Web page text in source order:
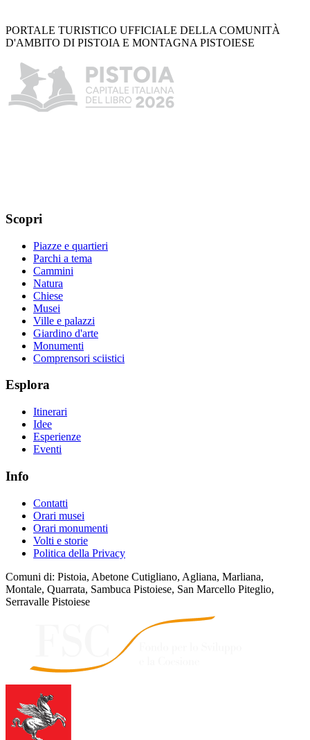
PORTALE TURISTICO UFFICIALE DELLA COMUNITÀ
D'AMBITO DI PISTOIA E MONTAGNA PISTOIESE
Scopri
Piazze e quartieri
Parchi a tema
Cammini
Natura
Chiese
Musei
Ville e palazzi
Giardino d'arte
Monumenti
Comprensori sciistici
Esplora
Itinerari
Idee
Esperienze
Eventi
Info
Contatti
Orari musei
Orari monumenti
Volti e storie
Politica della Privacy
Comuni di: Pistoia, Abetone Cutigliano, Agliana, Marliana,
Montale, Quarrata, Sambuca Pistoiese, San Marcello Piteglio,
Serravalle Pistoiese